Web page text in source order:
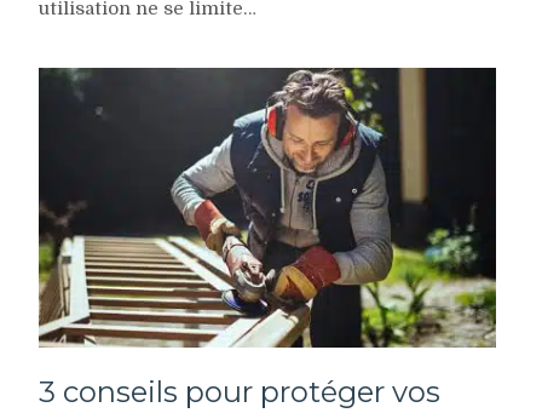
utilisation ne se limite…
3 conseils pour protéger vos